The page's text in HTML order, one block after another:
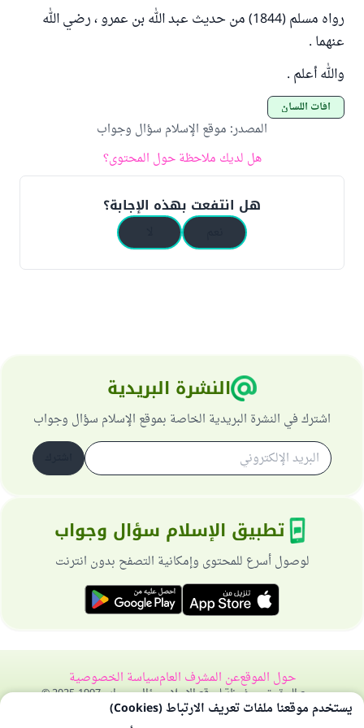
رواه مسلم (1844) من حديث عبد الله بن عمرو ، رضي الله
عنهما .
والله أعلم .
آفات اللسان
المصدر: موقع الإسلام سؤال وجواب
هل لديك ملاحظة حول المحتوى؟
هل انتفعت بهذه الإجابة؟
النشرة البريدية
اشترك في النشرة البريدية الخاصة بموقع الإسلام سؤال وجواب
تطبيق الإسلام سؤال وجواب
لوصول أسرع للمحتوى وإمكانية التصفح بدون انترنت
حول الموقععن المشرف العامسياسة الخصوصية
جميع الحقوق محفوظة لموقع الإسلام سؤال وجواب 1997-2025 ©
يستخدم موقعنا ملفات تعريف الارتباط (Cookies)